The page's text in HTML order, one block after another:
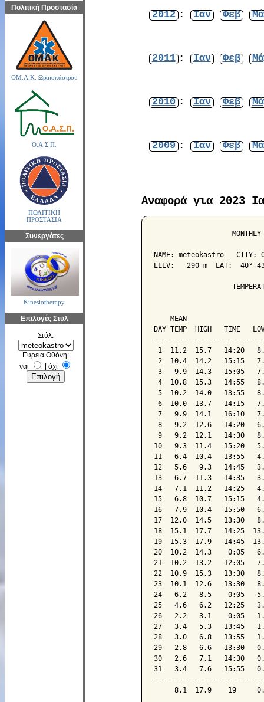
Πολιτική Προστασία
ΟΜ.Α.Κ. Ωραιοκάστρου
Ο.Α.Σ.Π.
ΠΟΛΙΤΙΚΗ
ΠΡΟΣΤΑΣΙΑ
Συνεργάτες
Kinesiotherapy
Επιλογές Στυλ
Στύλ:
Ευρεία Οθόνη:
ναι
όχι
2012 : Ιαν Φεβ
2011 : Ιαν Φεβ
2010 : Ιαν Φεβ
2009 : Ιαν Φεβ
Αναφορά για 2023
NAME: meteokastro   CITY:
ELEV:   290 m  LAT:  40°
MEAN
DAY TEMP  HIGH   TIME
1  11.2  15.7   14:20
2  10.4  14.2   15:15
3   9.9  14.3   15:05
4  10.8  15.3   14:55
5  10.2  14.0   13:55
6  10.0  13.7   14:15
7   9.9  14.1   16:10
8   9.2  12.6   14:20
9   9.2  12.1   14:30
10   9.3  11.4   15:20
11   6.4  10.4   13:55
12   5.6   9.3   14:45
13   6.7  11.3   14:35
14   7.1  11.2   14:25
15   6.8  10.7   15:15
16   7.9  10.4   15:50
17  12.0  14.5   13:30
18  15.1  17.7   14:25
19  15.3  17.9   14:45
20  10.2  14.3    0:05
21  10.2  13.2   12:05
22  10.9  15.3   13:30
23  10.1  12.6   13:30
24   6.2   8.5    0:05
25   4.6   6.2   12:25
26   2.2   3.1    0:05
27   3.4   5.3   13:45
28   3.0   6.8   13:55
29   2.8   6.6   13:30
30   2.6   7.1   14:30
31   3.4   7.6   15:55
8.1  17.9    19